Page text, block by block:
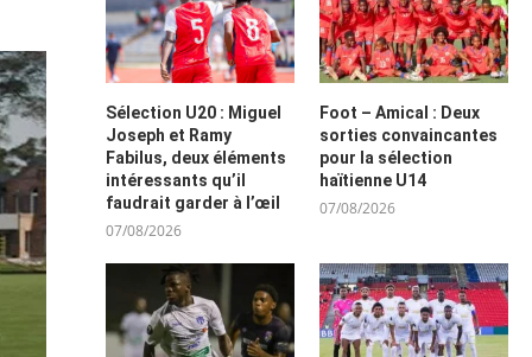
Sélection U20 : Miguel
Joseph et Ramy
Fabilus, deux éléments
intéressants qu’il
faudrait garder à l’œil
07/08/2026
Foot – Amical : Deux
sorties convaincantes
pour la sélection
haïtienne U14
07/08/2026